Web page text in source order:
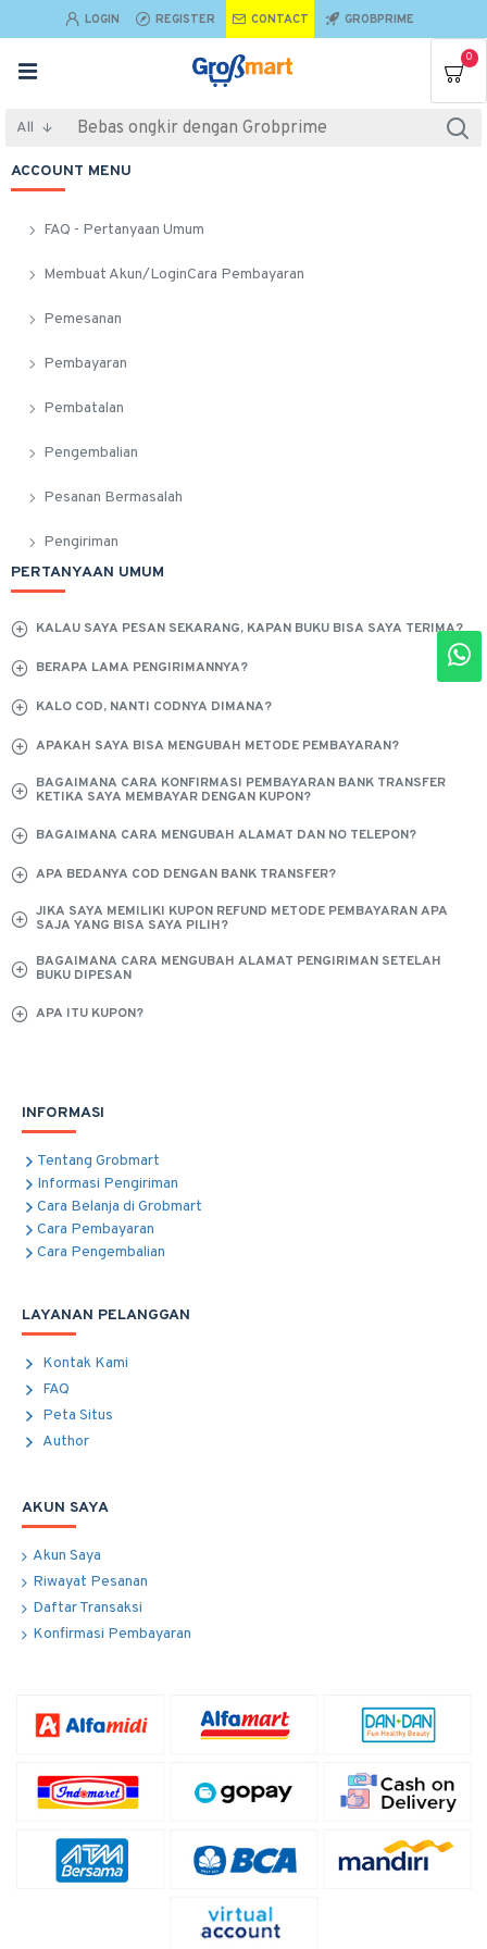
LOGIN REGISTER CONTACT GROBPRIME
0
All
ACCOUNT MENU
FAQ - Pertanyaan Umum
Membuat Akun/LoginCara Pembayaran
Pemesanan
Pembayaran
Pembatalan
Pengembalian
Pesanan Bermasalah
Pengiriman
PERTANYAAN UMUM
KALAU SAYA PESAN SEKARANG, KAPAN BUKU BISA SAYA TERIMA?
BERAPA LAMA PENGIRIMANNYA?
KALO COD, NANTI CODNYA DIMANA?
APAKAH SAYA BISA MENGUBAH METODE PEMBAYARAN?
BAGAIMANA CARA KONFIRMASI PEMBAYARAN BANK TRANSFER
KETIKA SAYA MEMBAYAR DENGAN KUPON?
BAGAIMANA CARA MENGUBAH ALAMAT DAN NO TELEPON?
APA BEDANYA COD DENGAN BANK TRANSFER?
JIKA SAYA MEMILIKI KUPON REFUND METODE PEMBAYARAN APA
SAJA YANG BISA SAYA PILIH?
BAGAIMANA CARA MENGUBAH ALAMAT PENGIRIMAN SETELAH
BUKU DIPESAN
APA ITU KUPON?
INFORMASI
Tentang Grobmart
Informasi Pengiriman
Cara Belanja di Grobmart
Cara Pembayaran
Cara Pengembalian
LAYANAN PELANGGAN
Kontak Kami
FAQ
Peta Situs
Author
AKUN SAYA
Akun Saya
Riwayat Pesanan
Daftar Transaksi
Konfirmasi Pembayaran